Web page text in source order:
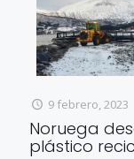
9 febrero, 2023
Noruega
plástico